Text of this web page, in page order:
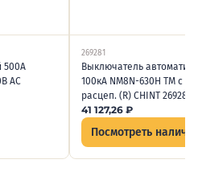
500А
AC
269281
Выключатель
100кА NM8N-630H TM с
расцеп. (R) CHINT 269281
41 127,26 ₽
Посмотреть